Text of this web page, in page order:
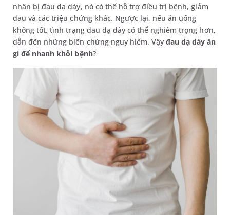
nhân bị đau dạ dày, nó có thể hỗ trợ điều trị bệnh, giảm
đau và các triệu chứng khác. Ngược lại, nếu ăn uống
không tốt, tình trạng đau dạ dày có thể nghiêm trọng hơn,
dẫn đến những biến chứng nguy hiểm. Vậyđau dạ dày ăn
gì để nhanh khỏi bệnh?